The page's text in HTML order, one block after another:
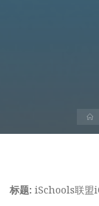
标题: iSchools联盟